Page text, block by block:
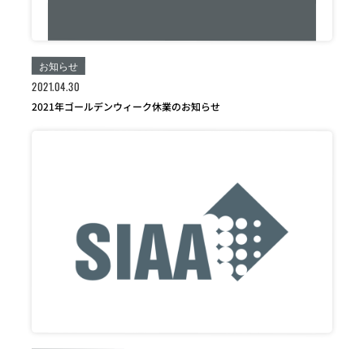
お知らせ
2021.04.30
2021年ゴールデンウィーク休業のお知らせ